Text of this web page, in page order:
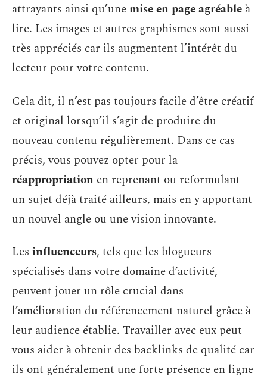
attrayants ainsi qu’unemise en page agréable à
lire. Les images et autres graphismes sont aussi
très appréciés car ils augmentent l’intérêt du
lecteur pour votre contenu.
Cela dit, il n’est pas toujours facile d’être créatif
et original lorsqu’il s’agit de produire du
nouveau contenu régulièrement. Dans ce cas
précis, vous pouvez opter pour la
réappropriation en reprenant ou reformulant
un sujet déjà traité ailleurs, mais en y apportant
un nouvel angle ou une vision innovante.
Les influenceurs, tels que les blogueurs
spécialisés dans votre domaine d’activité,
peuvent jouer un rôle crucial dans
l’amélioration du référencement naturel grâce à
leur audience établie. Travailler avec eux peut
vous aider à obtenir des backlinks de qualité car
ils ont généralement une forte présence en ligne